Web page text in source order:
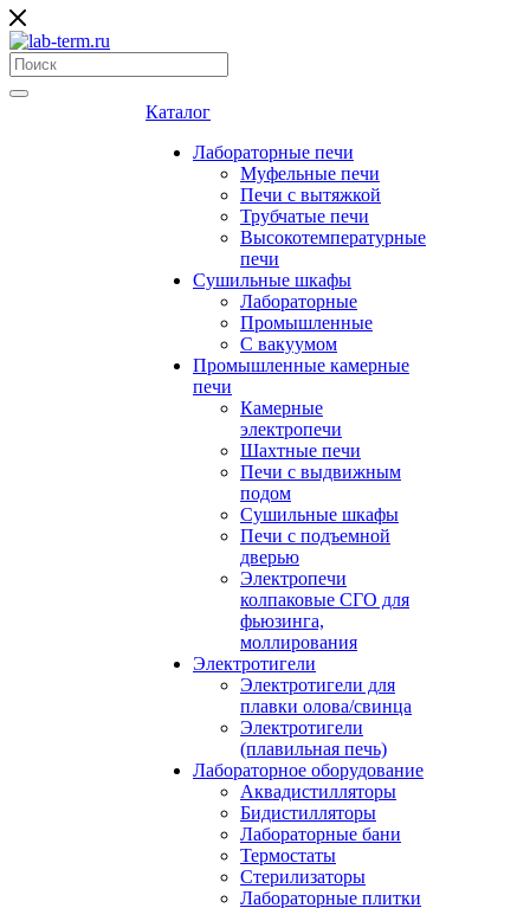
Каталог
Лабораторные печи
Муфельные печи
Печи с вытяжкой
Трубчатые печи
Высокотемпературные
печи
Сушильные шкафы
Лабораторные
Промышленные
С вакуумом
Промышленные камерные
печи
Камерные
электропечи
Шахтные печи
Печи с выдвижным
подом
Сушильные шкафы
Печи с подъемной
дверью
Электропечи
колпаковые СГО для
фьюзинга,
моллирования
Электротигели
Электротигели для
плавки олова/свинца
Электротигели
(плавильная печь)
Лабораторное оборудование
Аквадистилляторы
Бидистилляторы
Лабораторные бани
Термостаты
Стерилизаторы
Лабораторные плитки